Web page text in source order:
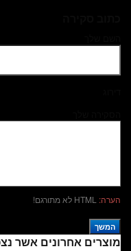
הערה:HTML לא מתורגם!
המשך
מוצרים אחרונים אשר נצפו